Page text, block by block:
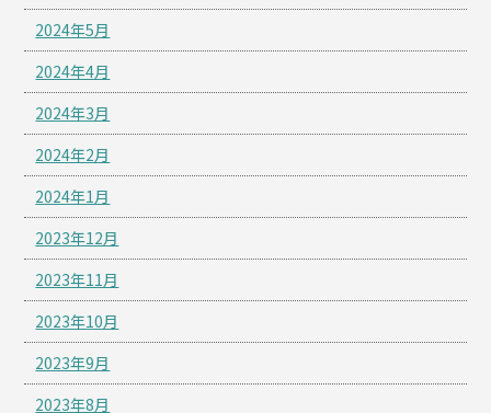
2024年5月
2024年4月
2024年3月
2024年2月
2024年1月
2023年12月
2023年11月
2023年10月
2023年9月
2023年8月